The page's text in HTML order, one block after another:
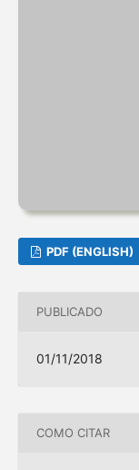
PDF (ENGLISH)
PUBLICADO
01/11/2018
COMO CITAR